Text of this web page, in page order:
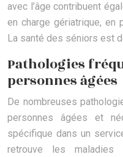
avec l’âge contribuent
en charge gériatrique, en
La santé des séniors est
Pathologies
personnes âgées
De nombreuses
personnes âgées et
spécifique dans un
retrouve les maladies